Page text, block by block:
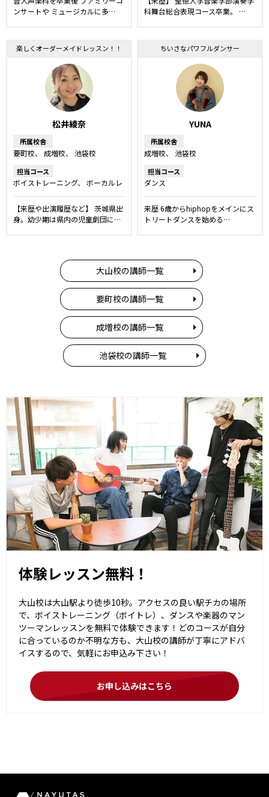
ッスン
舞台・ミュージカルレッ
スン
ンサートや ミュージカルに多…
科舞台総合表現コース卒業。 …
楽しくオーダーメイドレッスン！！
松井綾奈
所属校舎
要町校 成増校 池袋校
担当コース
ボイストレーニング
ボーカルレ
ミュージカルレッスン
声優レッ
スン
キッズ・ジュニアコース
【来歴や出演履歴など】 茨城県出
身。幼少期は県内の児童劇団に…
ちいさなパワフルダンサー
YUNA
所属校舎
成増校 池袋校
担当コース
ダンス
来歴 6歳からhiphopをメインにス
トリートダンスを始める…
大山校の講師一覧
要町校の講師一覧
成増校の講師一覧
池袋校の講師一覧
体験レッスン無料！
大山校は大山駅より徒歩10秒。アクセスの良い駅チカの場所
で、ボイストレーニング（ボイトレ）、ダンスや楽器のマン
ツーマンレッスンを無料で体験できます！どのコースが自分
に合っているのか不明な方も、大山校の講師が丁寧にアドバ
イスするので、気軽にお申込み下さい！
お申し込みはこちら